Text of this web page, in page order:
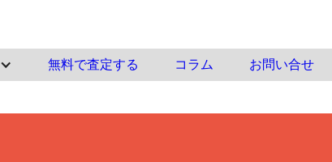
‍無料で査定する コラム お問い合せ